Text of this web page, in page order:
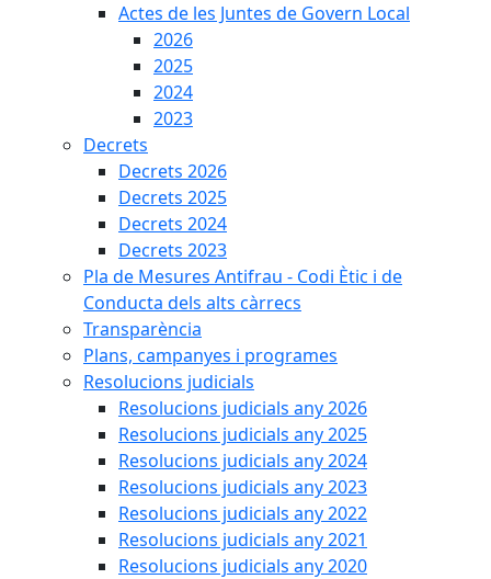
Actes de les Juntes de Govern Local
2026
2025
2024
2023
Decrets
Decrets 2026
Decrets 2025
Decrets 2024
Decrets 2023
Pla de Mesures Antifrau - Codi Ètic i de
Conducta dels alts càrrecs
Transparència
Plans, campanyes i programes
Resolucions judicials
Resolucions judicials any 2026
Resolucions judicials any 2025
Resolucions judicials any 2024
Resolucions judicials any 2023
Resolucions judicials any 2022
Resolucions judicials any 2021
Resolucions judicials any 2020